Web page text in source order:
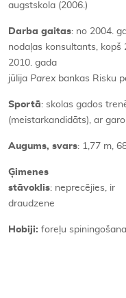
augstskola (2006.)
Darba gaitas: no 2004.
nodaļas konsultants, kopš
2010. gada
jūlija Parex bankas Risku
Sportā: skolas gados
(meistarkandidāts), ar
Augums, svars: 1,77 m,
Ģimenes
stāvoklis: neprecējies, ir
draudzene
Hobiji: foreļu spiningošana